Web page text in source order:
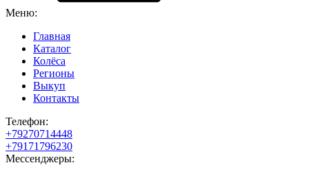
Меню:
Главная
Каталог
Колёса
Регионы
Выкуп
Контакты
Телефон:
+79270714448
+79171796230
Мессенджеры: